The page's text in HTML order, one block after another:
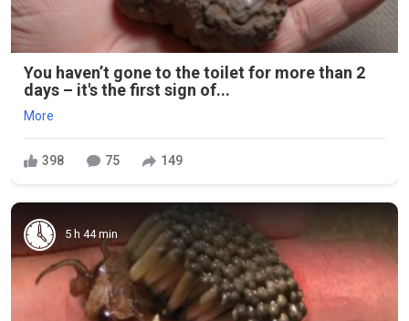
You haven’t gone to the toilet for more than 2
days – it's the first sign of...
More
398 75 149
5 h 44 min